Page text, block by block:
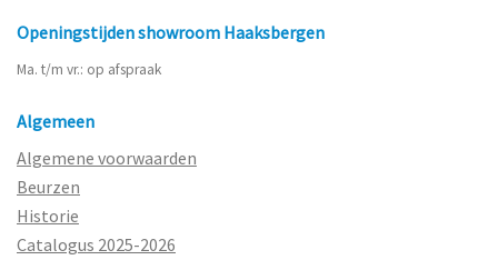
Openingstijden showroom Haaksbergen
Ma. t/m vr.: op afspraak
Algemeen
Algemene voorwaarden
Beurzen
Historie
Catalogus 2025-2026